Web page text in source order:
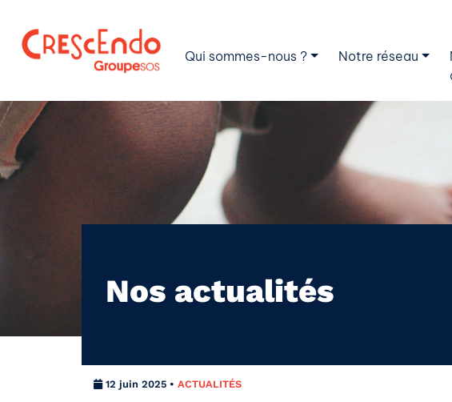
Qui sommes-nous ?
Notre réseau
Nos actualités
12 juin 2025 • ACTUALITÉS